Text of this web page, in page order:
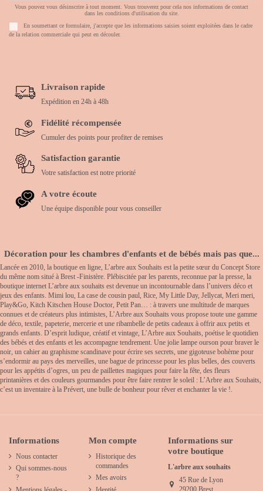
Vous pouvez vous désinscrire à tout moment. Vous trouverez pour cela nos informations de contact
dans les conditions d'utilisation du site.
En soumettant ce formulaire, j'accepte que les informations saisies soient exploitées dans le cadre
de la relation commerciale qui peut en découler.
Livraison rapide
Expédition en 24h à 48h
Fidélité récompensée
Cumuler des points pour profiter de remises
Satisfaction garantie
Votre satisfaction est notre priorité
A votre écoute
Une équipe disponible pour vous conseiller
Décoration pour les chambres d'enfants et de bébés mais pas que...
Lancée en 2010, la boutique en ligne, L’arbre aux Souhaits est la petite sœur du Concept Store
du même nom situé à Brest -Finistère. Plébiscitée par les parents, reconnue par la presse, la
boutique internet L’arbre aux souhaits est devenue un incontournable dans l’univers déco et
jeux des enfants. Mimi lou, La case de cousin paul, Rice, My Little Day, Jellycat, Meri meri,
Play&Go, Kitch Kitschen House Doctor, Petit Pan… : à travers une multitude de marques
connues et de créateurs plus intimistes, L’Arbre aux Souhaits vous propose toute une gamme
de déco, textile, papeterie, mercerie et une ribambelle de petits cadeaux à offrir aux petits et
grands enfants. D’esprit ludique, créatif et vintage, L’Arbre aux Souhaits, poétise le quotidien
des bébés et des enfants et les accompagne tendrement. Une jolie lampe ourson pour braver le
noir, un cahier au graphisme scandinave pour écrire ses secrets, une gigoteuse bohème pour
s’endormir au pays des merveilles, une bague de princesse pour les plus belles, des couverts
pour les appétits d’ogres, un peu de paillettes magiques pour faire la fête, des fleurs
printanières et des couleurs gourmandes pour être faire rentrer le soleil : L’Arbre aux Souhaits,
c’est un inventaire à la Prévert, une bulle de bonheur pour rêver et enchanter la vie !.
Informations
Nous contacter
Qui sommes-nous
?
Mon compte
Historique des
commandes
Mes avoirs
Informations sur
votre boutique
L'arbre aux souhaits
45 Rue de Lyon
29200 Brest